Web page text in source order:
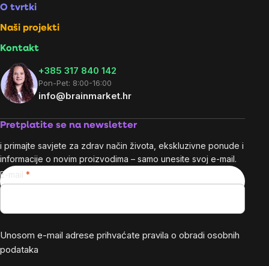
O tvrtki
Naši projekti
Kontakt
+385 317 840 142
Pon-Pet: 8:00-16:00
info@brainmarket.hr
Pretplatite se na newsletter
i primajte savjete za zdrav način života, ekskluzivne ponude i
informacije o novim proizvodima – samo unesite svoj e-mail.
E-mail
Unosom e-mail adrese prihvaćate pravila o obradi osobnih
podataka